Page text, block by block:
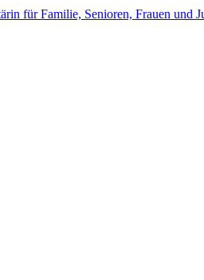
für Familie, Senioren, Frauen und